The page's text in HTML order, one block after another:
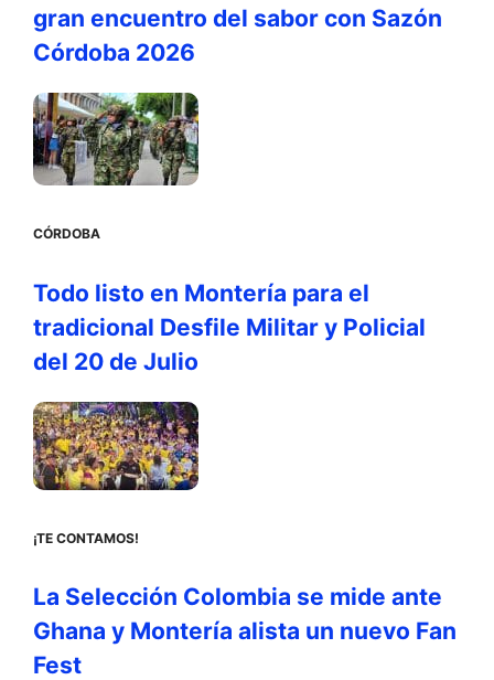
gran encuentro del sabor con Sazón
Córdoba 2026
CÓRDOBA
Todo listo en Montería para el
tradicional Desfile Militar y Policial
del 20 de Julio
¡TE CONTAMOS!
La Selección Colombia se mide ante
Ghana y Montería alista un nuevo Fan
Fest